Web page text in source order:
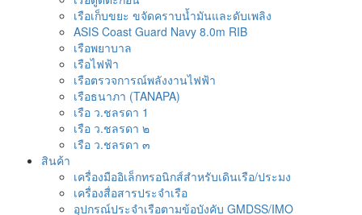
เรือเก็บขยะ ขจัดคราบน้ำมันและดับเพลิง
ASIS Coast Guard Navy 8.0m RIB
เรือพยาบาล
เรือไฟฟ้า
เรือตรวจการณ์พลังงานไฟฟ้า
เรือธนาภา (TANAPA)
เรือ ว.ชลรดา 1
เรือ ว.ชลรดา ๒
เรือ ว.ชลรดา ๓
สินค้า
เครื่องมืออิเล็กทรอนิกส์สำหรับเดินเรือ/ประมง
เครื่องสื่อสารประจำเรือ
อุปกรณ์ประจำเรือตามข้อบังคับ GMDSS/IMO